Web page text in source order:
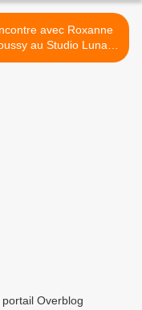
avec Roxanne
au Studio Luna
afin d’en apprendre
Overblog